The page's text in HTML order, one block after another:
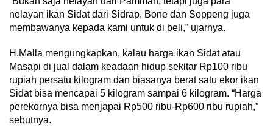
nelayan ikan Sidat dari Sidrap, Bone dan Soppeng juga
membawanya kepada kami untuk di beli,” ujarnya.
H.Malla mengungkapkan, kalau harga ikan Sidat atau
Masapi di jual dalam keadaan hidup sekitar Rp100 ribu
rupiah persatu kilogram dan biasanya berat satu ekor ikan
Sidat bisa mencapai 5 kilogram sampai 6 kilogram. “Harga
perekornya bisa menjapai Rp500 ribu-Rp600 ribu rupiah,”
sebutnya.